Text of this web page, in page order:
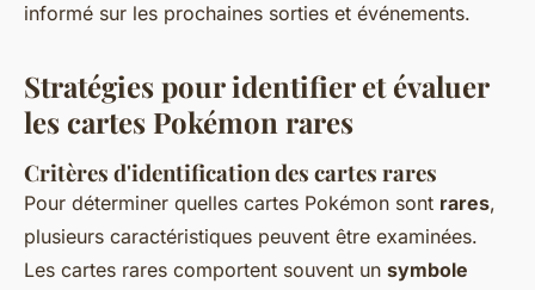
informé sur les prochaines sorties et événements.
Stratégies pour identifier et évaluer
les cartes Pokémon rares
Critères d'identification des cartes rares
Pour déterminer quelles cartes Pokémon sont rares,
plusieurs caractéristiques peuvent être examinées.
Les cartes rares comportent souvent un symbole